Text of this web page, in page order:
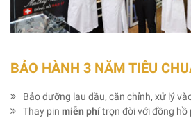
BẢO HÀNH 3 NĂM TIÊU
Bảo dưỡng lau dầu, căn chỉnh, xử lý
Thay pin miễn phítrọn đời với đồng